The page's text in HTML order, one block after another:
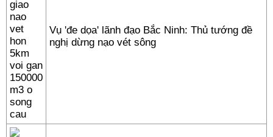
Vụ 'đe dọa' lãnh đạo Bắc Ninh: Thủ tướng đề
nghị dừng nạo vét sông